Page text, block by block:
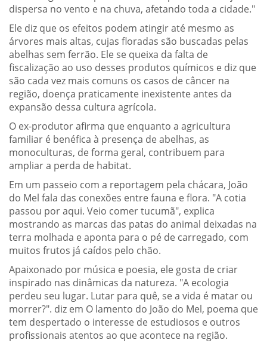
dispersa no vento e na chuva, afetando toda a cidade."
Ele diz que os efeitos podem atingir até mesmo as
árvores mais altas, cujas floradas são buscadas pelas
abelhas sem ferrão. Ele se queixa da falta de
fiscalização ao uso desses produtos químicos e diz que
são cada vez mais comuns os casos de câncer na
região, doença praticamente inexistente antes da
expansão dessa cultura agrícola.
O ex-produtor afirma que enquanto a agricultura
familiar é benéfica à presença de abelhas, as
monoculturas, de forma geral, contribuem para
ampliar a perda de habitat.
Em um passeio com a reportagem pela chácara, João
do Mel fala das conexões entre fauna e flora. "A cotia
passou por aqui. Veio comer tucumã", explica
mostrando as marcas das patas do animal deixadas na
terra molhada e aponta para o pé de carregado, com
muitos frutos já caídos pelo chão.
Apaixonado por música e poesia, ele gosta de criar
inspirado nas dinâmicas da natureza. "A ecologia
perdeu seu lugar. Lutar para quê, se a vida é matar ou
morrer?". diz em O lamento do João do Mel, poema que
tem despertado o interesse de estudiosos e outros
profissionais atentos ao que acontece na região.